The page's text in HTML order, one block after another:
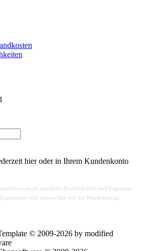
hier oder in Ihrem Kundenkonto
sowie sämtliche Produktbilder sind Eigentum
und dienen hier nur der Beschreibung.
© 2009-2026 by modified